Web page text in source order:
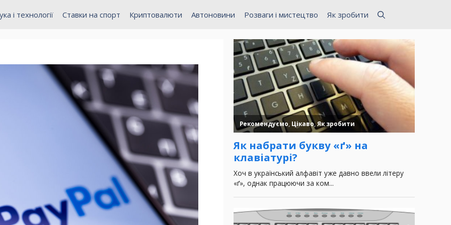
і технології Ставки на спорт Криптовалюти Автоновини Розваги і мистецтво Як зробити